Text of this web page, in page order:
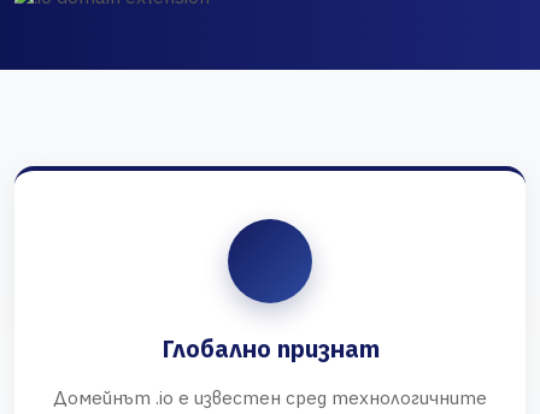
Глобално признат
Домейнът .io е известен сред технологичните